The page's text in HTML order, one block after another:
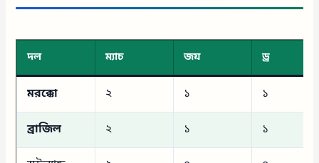
দল ম্যাচ জয় ড্র
মরক্কো ২ ১ ১
ব্রাজিল ২ ১ ১